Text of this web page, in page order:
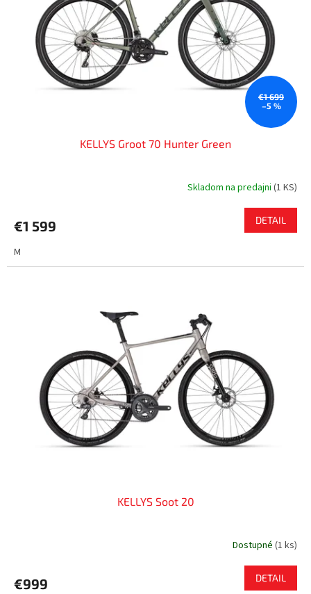
€1 699
–5 %
KELLYS Groot 70 Hunter Green
Skladom na predajni (1 KS)
€1 599 DETAIL
M
KELLYS Soot 20
Dostupné (1 ks)
€999 DETAIL